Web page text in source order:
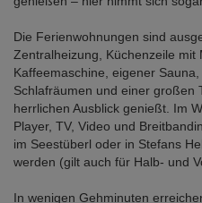
Die Ferienwohnungen sind
Zentralheizung, Küchenzeile
Kaffeemaschine, eigener
Schlafräumen und einer großen
herrlichen Ausblick genießt. Im
Player, TV, Video und
im Seestüberl oder in Stefans
werden (gilt auch für Halb- und
In wenigen Gehminuten